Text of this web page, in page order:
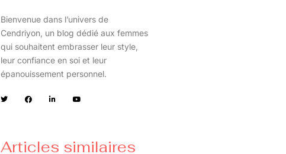
Bienvenue dans l’univers de
Cendriyon, un blog dédié aux femmes
qui souhaitent embrasser leur style,
leur confiance en soi et leur
épanouissement personnel.
Articles similaires